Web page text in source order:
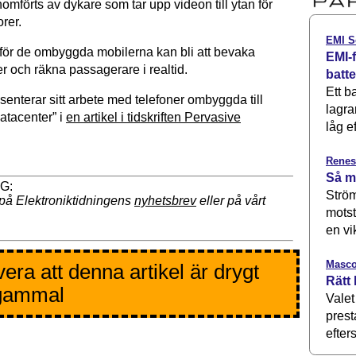
av dykare som tar upp videon till ytan för
de ombyggda mobilerna kan bli att bevaka
och räkna passagerare i realtid.
sitt arbete med telefoner ombyggda till
i en artikel i tidskriften Pervasive
Elektroniktidningens nyhetsbreveller på vårt
att denna artikel är drygt
EMI
Ett
låg
Så
en
Rätt